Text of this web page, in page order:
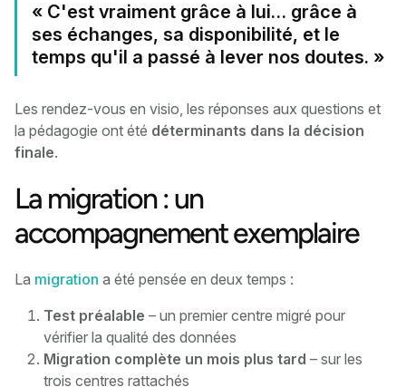
« C'est vraiment grâce à lui… grâce à
ses échanges, sa disponibilité, et le
temps qu'il a passé à lever nos doutes. »
Les rendez-vous en visio, les réponses aux questions et
la pédagogie ont été déterminants dans la décision
finale.
La migration : un
accompagnement exemplaire
La migration a été pensée en deux temps :
Test préalable – un premier centre migré pour
vérifier la qualité des données
Migration complète un mois plus tard – sur les
trois centres rattachés